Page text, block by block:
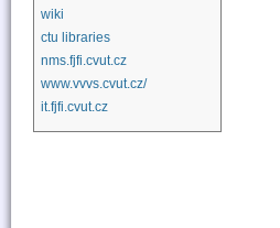
wiki
ctu libraries
nms.fjfi.cvut.cz
www.vvvs.cvut.cz/
it.fjfi.cvut.cz